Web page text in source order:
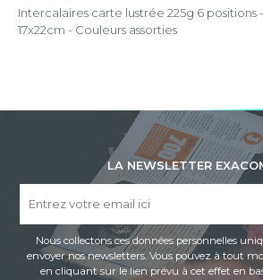
Intercalaires carte lustrée 225g 6
17x22cm - Couleurs assorties
LA NEWSLETTER
Nous collectons ces données personnelles
envoyer nos newsletters. Vous pouvez à tout
en cliquant sur le lien prévu à cet effet en